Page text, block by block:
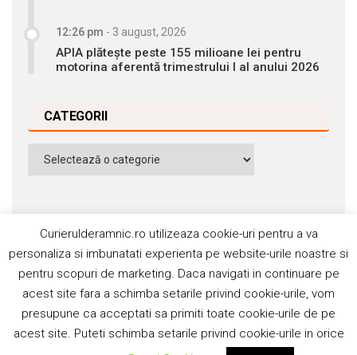
12:26 pm - 3 august, 2026
APIA plătește peste 155 milioane lei pentru
motorina aferentă trimestrului I al anului 2026
CATEGORII
Categorii
©2006-2020 Silviu Popescu. Toate drepturile rezervate. ISSN:
Curierulderamnic.ro utilizeaza cookie-uri pentru a va
personaliza si imbunatati experienta pe website-urile noastre si
pentru scopuri de marketing. Daca navigati in continuare pe
acest site fara a schimba setarile privind cookie-urile, vom
presupune ca acceptati sa primiti toate cookie-urile de pe
acest site. Puteti schimba setarile privind cookie-urile in orice